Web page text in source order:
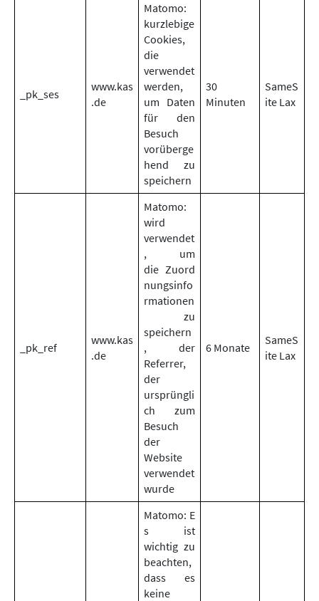
_pk_ses
www.kas
.de
Matomo:
kurzlebige
Cookies,
die
verwendet
werden,
um Daten
für den
Besuch
vorüberge
hend zu
speichern
30
Minuten
SameS
ite Lax
_pk_ref
www.kas
.de
Matomo:
wird
verwendet
, um
die Zuord
nungsinfo
rmationen
zu
speichern
, der
Referrer,
der
ursprüngli
ch zum
Besuch
der
Website
verwendet
wurde
6 Monate
SameS
ite Lax
Matomo: E
s ist
wichtig zu
beachten,
dass es
keine